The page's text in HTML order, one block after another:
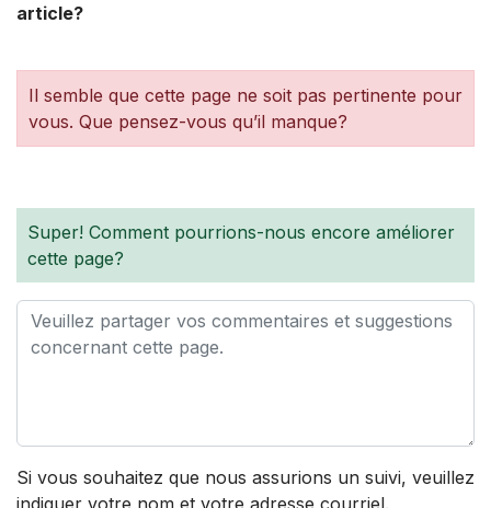
article?
Il semble que cette page ne soit pas pertinente pour
vous. Que pensez-vous qu’il manque?
Super! Comment pourrions-nous encore améliorer
cette page?
Si vous souhaitez que nous assurions un suivi, veuillez